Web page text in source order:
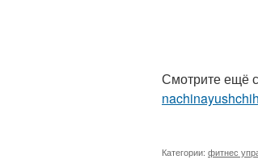
Смотрите ещё
Категории: фитнес